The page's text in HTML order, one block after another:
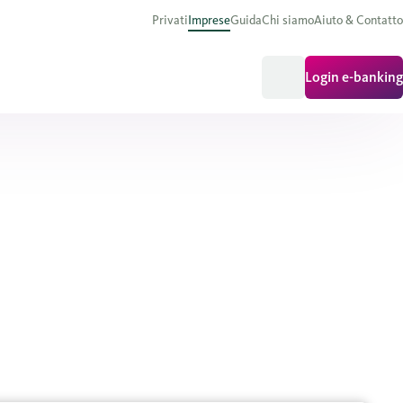
PrivatiImpreseGuidaChi siamoAiuto & Contatto
Login e-banking